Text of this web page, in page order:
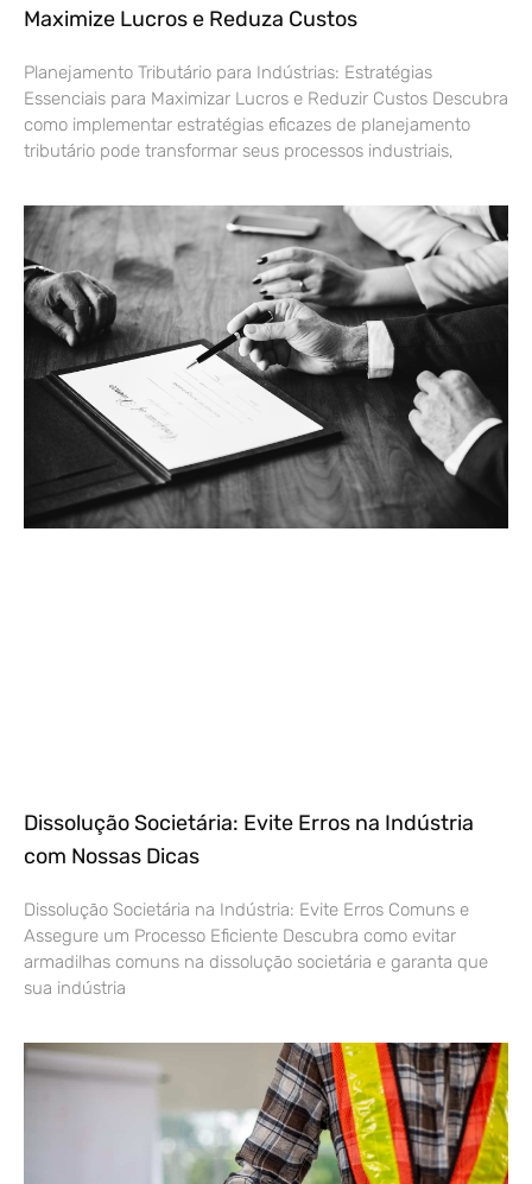
Maximize Lucros e Reduza Custos
Planejamento Tributário para Indústrias: Estratégias
Essenciais para Maximizar Lucros e Reduzir Custos Descubra
como implementar estratégias eficazes de planejamento
tributário pode transformar seus processos industriais,
Dissolução Societária: Evite Erros na Indústria
com Nossas Dicas
Dissolução Societária na Indústria: Evite Erros Comuns e
Assegure um Processo Eficiente Descubra como evitar
armadilhas comuns na dissolução societária e garanta que
sua indústria